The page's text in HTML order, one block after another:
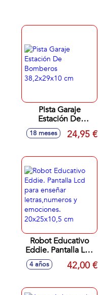
Pista Garaje
Estación De
Bomberos
38,2x29x10 cm
18 meses 24,95 €
Robot Educativo
Eddie. Pantalla Lcd
para enseñar
letras,numeros y
20x25x10,5 cm
4 años 42,00 €